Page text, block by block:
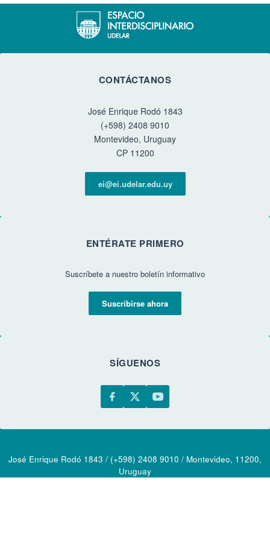
CONTÁCTANOS
José Enrique Rodó 1843
(+598) 2408 9010
Montevideo, Uruguay
CP 11200
ei@ei.udelar.edu.uy
ENTÉRATE PRIMERO
Suscríbete a nuestro boletín informativo
Suscribirse ahora
SÍGUENOS
José Enrique Rodó 1843 / (+598) 2408 9010 / Montevideo, 11200,
Uruguay